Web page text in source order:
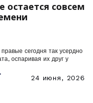
остается совсем
сегодня так усердно
оспаривая их друг у
24 июня, 2026